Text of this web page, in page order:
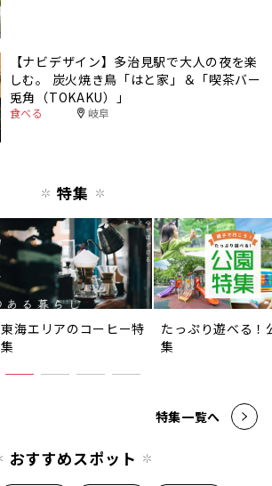
【ナビデザイン】多治見駅で大人の夜を楽
しむ。 炭火焼き鳥「はと家」＆「喫茶バー
兎角（TOKAKU）」
食べる 岐阜
特集
東海エリアのコーヒー特
集
たっぷり遊べる！
集
特集一覧へ
おすすめスポット